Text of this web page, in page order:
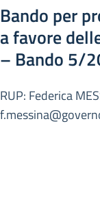
Bando per
a favore
– Bando 5/
RUP: Federica